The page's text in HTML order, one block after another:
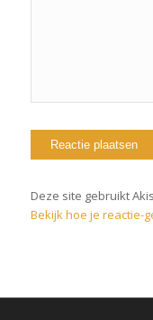
Deze site gebruikt
Bekijk hoe je reactie-